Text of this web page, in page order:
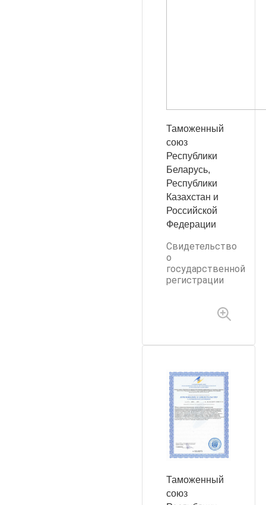
Таможенный
союз
Республики
Беларусь,
Республики
Казахстан и
Российской
Федерации
Свидетельство
о
государственной
регистрации
Таможенный
союз